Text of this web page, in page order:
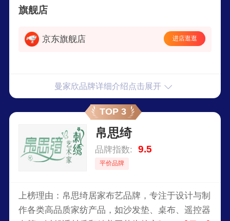
发展道路，以提高人们生活品质为己任，以“环
推崇和业界的高度认同。​
旗舰店
京东旗舰店 进店逛逛
曼家欣品牌详细介绍点击展开
TOP 3
帛思绮
品牌指数: 9.5
平价品牌
上榜理由：帛思绮居家布艺品牌，专注于设计与制
作各类高品质家纺产品，如沙发垫、桌布、遥控器